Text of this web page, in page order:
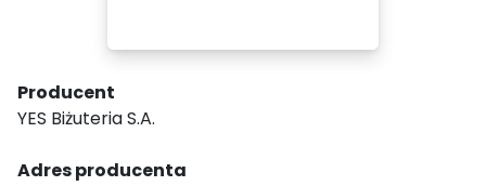
Producent
YES Biżuteria S.A.
Adres producenta